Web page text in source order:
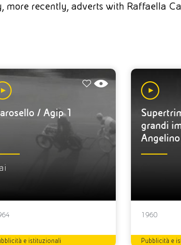
recently, adverts with Raffaella
/ Agip 1
e istituzionali
grandi
1960
Pubblicità e